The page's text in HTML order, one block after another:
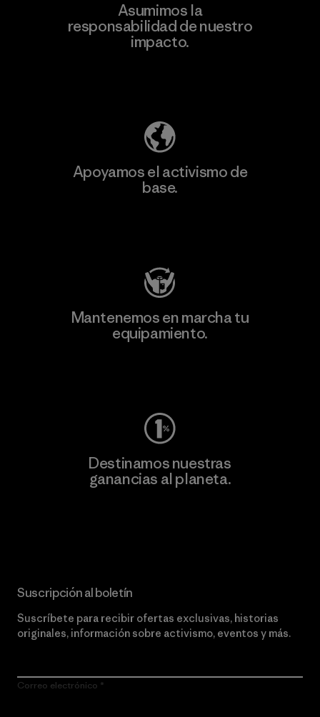
Asumimos la
responsabilidad de nuestro
impacto.
Apoyamos el activismo de
base.
Mantenemos en marcha tu
equipamiento.
Destinamos nuestras
ganancias al planeta.
Suscripción al boletín
Suscríbete para recibir ofertas exclusivas, historias
originales, información sobre activismo, eventos y más.
Correo electrónico